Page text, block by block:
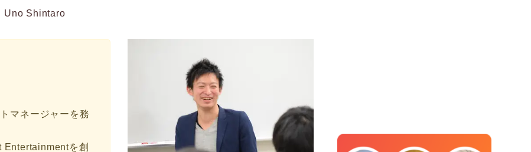
Uno Shintaro
マネージャーを務
Entertainmentを創